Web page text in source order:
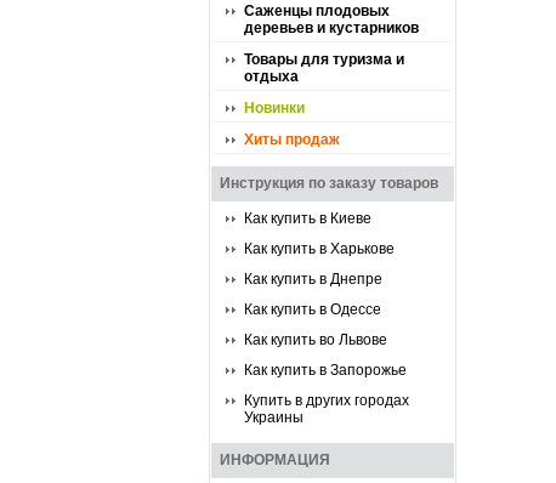
Саженцы плодовых
деревьев и кустарников
Товары для туризма и
отдыха
Новинки
Хиты продаж
Инструкция по заказу товаров
Как купить в Киеве
Как купить в Харькове
Как купить в Днепре
Как купить в Одессе
Как купить во Львове
Как купить в Запорожье
Купить в других городах
Украины
ИНФОРМАЦИЯ